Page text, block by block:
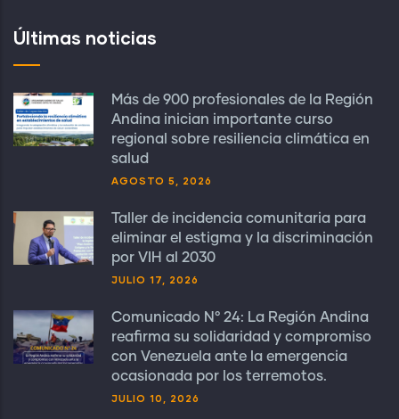
Últimas noticias
Más de 900 profesionales de la Región
Andina inician importante curso
regional sobre resiliencia climática en
salud
AGOSTO 5, 2026
Taller de incidencia comunitaria para
eliminar el estigma y la discriminación
por VIH al 2030
JULIO 17, 2026
Comunicado N° 24: La Región Andina
reafirma su solidaridad y compromiso
con Venezuela ante la emergencia
ocasionada por los terremotos.
JULIO 10, 2026